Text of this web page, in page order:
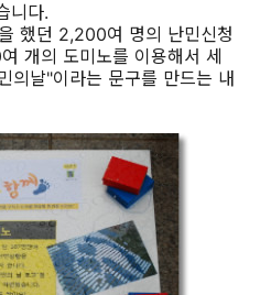
니다.
했던 2,200여 명의 난민신청
개의 도미노를 이용해서 세
의날"이라는 문구를 만드는 내